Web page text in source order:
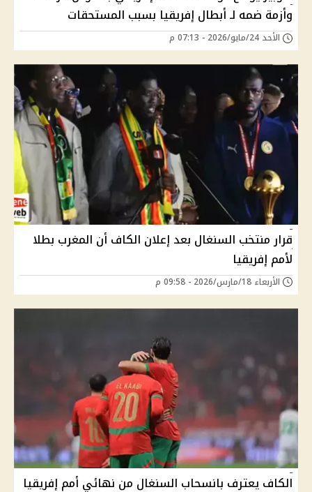
وأزمة ضمه لـ أبطال إفريقيا بسبب المستحقات
الأحد 24/مايو/2026 - 07:13 م
قرار منتخب السنغال بعد إعلان الكاف أن المغرب بطلا
لأمم إفريقيا
الأربعاء 18/مارس/2026 - 09:58 م
الكاف يعترف بانسحاب السنغال من نهائي أمم إفريقيا